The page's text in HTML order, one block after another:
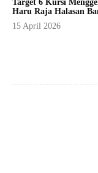
Target 6 Kursi
Haru Raja Halasan
15 April 2026